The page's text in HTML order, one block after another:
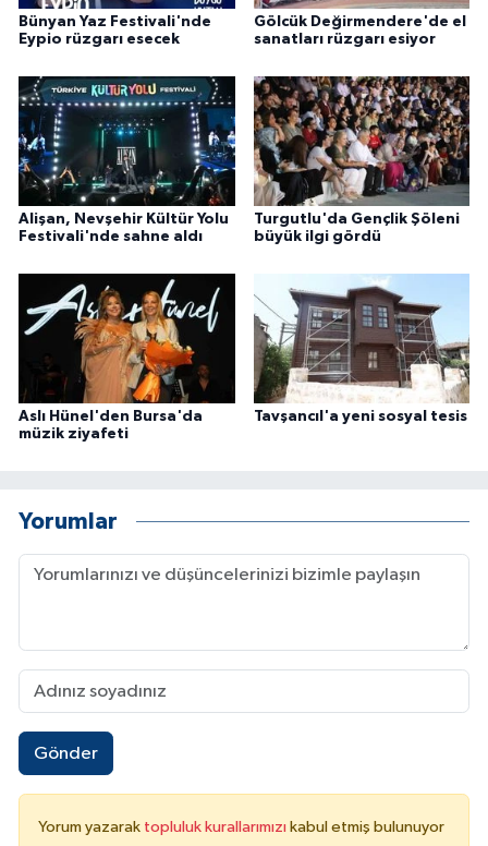
Bünyan Yaz Festivali'nde
Eypio rüzgarı esecek
Gölcük Değirmendere'de el
sanatları rüzgarı esiyor
Alişan, Nevşehir Kültür Yolu
Festivali'nde sahne aldı
Turgutlu'da Gençlik Şöleni
büyük ilgi gördü
Aslı Hünel'den Bursa'da
müzik ziyafeti
Tavşancıl'a yeni sosyal tesis
Yorumlar
Gönder
Yorum yazarak topluluk kurallarımızı kabul etmiş bulunuyor